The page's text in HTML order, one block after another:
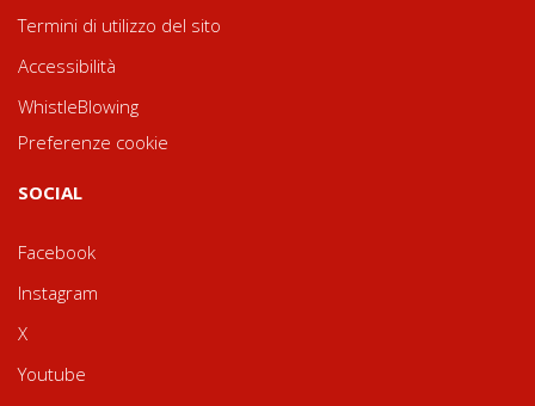
Termini di utilizzo del sito
Accessibilità
WhistleBlowing
Preferenze cookie
SOCIAL
Facebook
Instagram
X
Youtube